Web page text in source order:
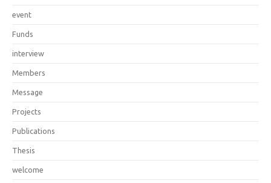
event
Funds
interview
Members
Message
Projects
Publications
Thesis
welcome